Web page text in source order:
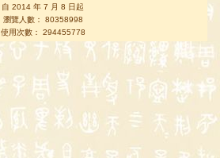
自 2014 年 7 月 8 日起
瀏覽人數： 80358998
使用次數： 294455778